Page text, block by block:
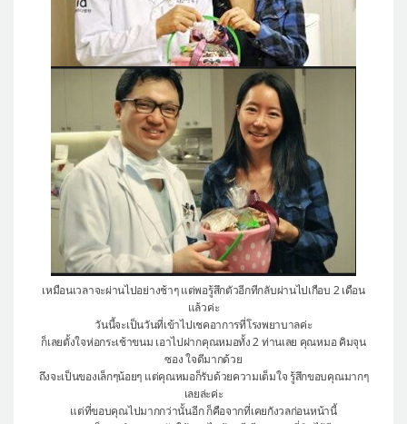
เหมือนเวลาจะผ่านไปอย่างช้าๆ แต่พอรู้สึกตัวอีกทีกลับผ่านไปเกือบ 2 เดือน
แล้วค่ะ
วันนี้จะเป็นวันที่เข้าไปเชคอาการที่โรงพยาบาลค่ะ
ก็เลยตั้งใจห่อกระเช้าขนม เอาไปฝากคุณหมอทั้ง 2 ท่านเลย คุณหมอ คิมจุน
ซอง ใจดีมากด้วย
ถึงจะเป็นของเล็กๆน้อยๆ แต่คุณหมอก็รับด้วยความเต็มใจ รู้สึกขอบคุณมากๆ
เลยล่ะค่ะ
แต่ที่ขอบคุณไปมากกว่านั้นอีก ก็คือจากที่เคยกังวลก่อนหน้านี้